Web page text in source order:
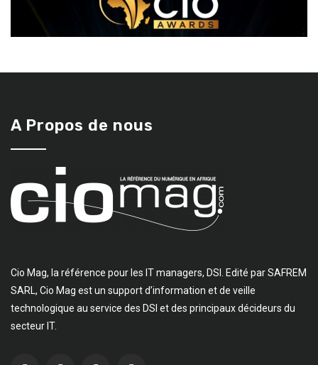
A Propos de nous
Cio Mag, la référence pour les IT managers, DSI. Edité par SAFREM
SARL, Cio Mag est un support d’information et de veille
technologique au service des DSI et des principaux décideurs du
secteur IT.